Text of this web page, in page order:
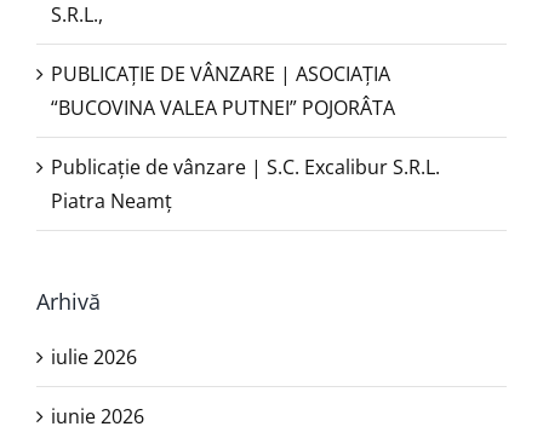
S.R.L.,
PUBLICAŢIE DE VÂNZARE | ASOCIAȚIA
“BUCOVINA VALEA PUTNEI” POJORÂTA
Publicație de vânzare | S.C. Excalibur S.R.L.
Piatra Neamţ
Arhivă
iulie 2026
iunie 2026